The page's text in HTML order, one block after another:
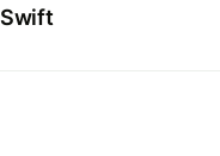
Swift